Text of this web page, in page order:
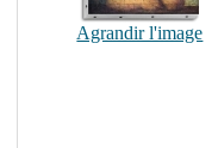
Agrandir l'image